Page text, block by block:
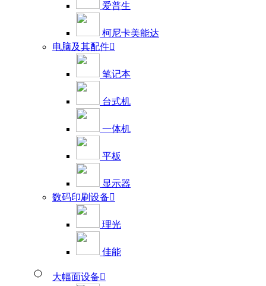
爱普生
柯尼卡美能达
电脑及其配件
笔记本
台式机
一体机
平板
显示器
数码印刷设备
理光
佳能
大幅面设备